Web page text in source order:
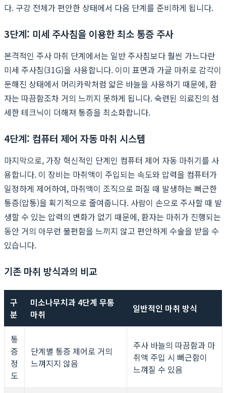
다. 구강 전체가 편안한 상태에서 다음 단계를 준비하게 됩니다.
3단계: 미세 주사침을 이용한 최소 통증 주사
본격적인 주사 마취 단계에서는 일반 주사침보다 훨씬 가느다란
미세 주사침(31G)을 사용합니다. 이미 표면과 가글 마취로 감각이
둔해진 상태에서 머리카락처럼 얇은 바늘을 사용하기 때문에, 환
자는 따끔함조차 거의 느끼지 못하게 됩니다. 숙련된 의료진의 섬
세한 테크닉이 더해져 통증을 최소화합니다.
4단계: 컴퓨터 제어 자동 마취 시스템
마지막으로, 가장 혁신적인 단계인 컴퓨터 제어 자동 마취기를 사
용합니다. 이 장비는 마취액이 주입되는 속도와 압력을 컴퓨터가
일정하게 제어하여, 마취액이 조직으로 퍼질 때 발생하는 뻐근한
통증(압통)을 획기적으로 줄여줍니다. 사람이 손으로 주사할 때 발
생할 수 있는 압력의 변화가 없기 때문에, 환자는 마취가 진행되는
동안 거의 아무런 불편함을 느끼지 않고 편안하게 수술을 받을 수
있습니다.
기존 마취 방식과의 비교
구
분
미소나무치과 4단계 무통
마취
일반적인 마취 방식
통
증
정
도
단계별 통증 제어로 거의
느껴지지 않음
주사 바늘의 따끔함과 마
취액 주입 시 뻐근함이
느껴질 수 있음